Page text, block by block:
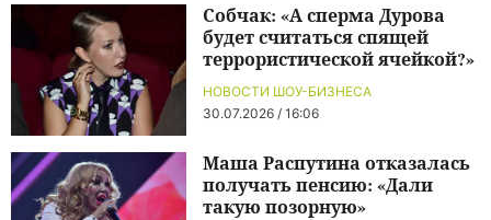
НОВОСТИ ШОУ-БИЗНЕСА
30.07.2026 / 16:06
Собчак: «А сперма Дурова
будет считаться спящей
террористической ячейкой?»
Маша Распутина отказалась
получать пенсию: «Дали
такую позорную»